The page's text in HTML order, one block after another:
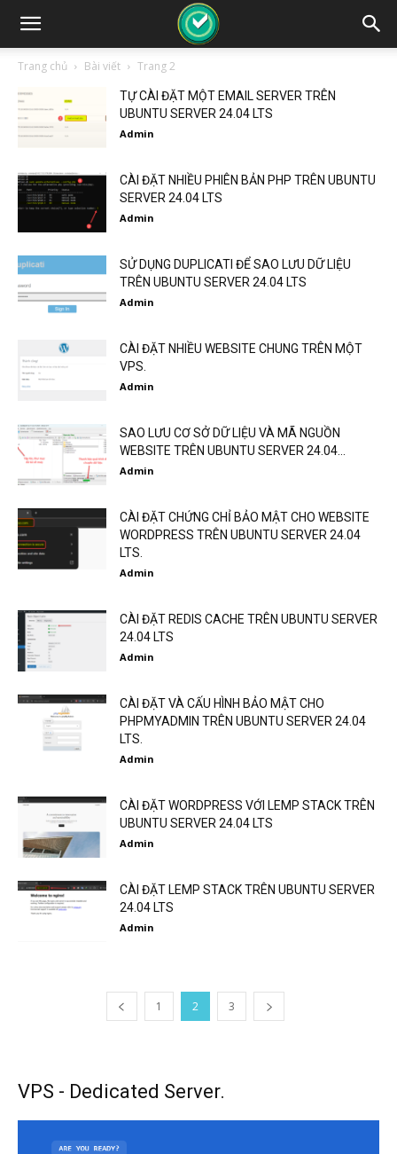
Trang chủ Bài viết Trang 2
TỰ CÀI ĐẶT MỘT EMAIL SERVER TRÊN
UBUNTU SERVER 24.04 LTS
Admin
CÀI ĐẶT NHIỀU PHIÊN BẢN PHP TRÊN UBUNTU
SERVER 24.04 LTS
Admin
SỬ DỤNG DUPLICATI ĐỂ SAO LƯU DỮ LIỆU
TRÊN UBUNTU SERVER 24.04 LTS
Admin
CÀI ĐẶT NHIỀU WEBSITE CHUNG TRÊN MỘT
VPS.
Admin
SAO LƯU CƠ SỞ DỮ LIỆU VÀ MÃ NGUỒN
WEBSITE TRÊN UBUNTU SERVER 24.04...
Admin
CÀI ĐẶT CHỨNG CHỈ BẢO MẬT CHO WEBSITE
WORDPRESS TRÊN UBUNTU SERVER 24.04
LTS.
Admin
CÀI ĐẶT REDIS CACHE TRÊN UBUNTU SERVER
24.04 LTS
Admin
CÀI ĐẶT VÀ CẤU HÌNH BẢO MẬT CHO
PHPMYADMIN TRÊN UBUNTU SERVER 24.04
LTS.
Admin
CÀI ĐẶT WORDPRESS VỚI LEMP STACK TRÊN
UBUNTU SERVER 24.04 LTS
Admin
CÀI ĐẶT LEMP STACK TRÊN UBUNTU SERVER
24.04 LTS
Admin
1 2 3
VPS - Dedicated Server.